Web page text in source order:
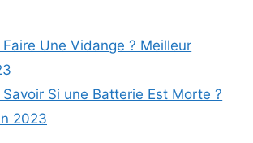
Une Vidange ? Meilleur
Si une Batterie Est Morte ?
2023